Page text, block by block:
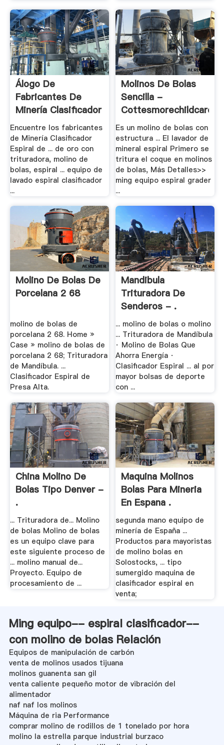
Álogo De
Fabricantes De
Minería Clasificador
.
Encuentre los fabricantes
de Minería Clasificador
Espiral de ... de oro con
trituradora, molino de
bolas, espiral ... equipo de
lavado espiral clasificador
...
Molinos De Bolas
Sencilla -
Cottesmorechildcare
Es un molino de bolas con
estructura ... El lavador de
mineral espiral Primero se
tritura el coque en molinos
de bolas, Más Detalles>>
ming equipo espiral grader
...
Molino De Bolas De
Porcelana 2 68
molino de bolas de
porcelana 2 68. Home »
Case » molino de bolas de
porcelana 2 68; Trituradora
de Mandíbula. ...
Clasificador Espiral de
Presa Alta.
Mandibula
Trituradora De
Senderos - .
... molino de bolas o molino
... Trituradora de Mandíbula
· Molino de Bolas Que
Ahorra Energía ·
Clasificador Espiral ... al por
mayor bolsas de deporte
con ...
China Molino De
Bolas Tipo Denver -
.
... Trituradora de... Molino
de bolas Molino de bolas
es un equipo clave para
este siguiente proceso de
... molino manual de...
Proyecto. Equipo de
procesamiento de ...
Maquina Molinos
Bolas Para Mineria
En Espana .
segunda mano equipo de
minería de España ...
Productos para mayoristas
de molino bolas en
Solostocks, ... tipo
sumergido maquina de
clasificador espiral en
venta;
Ming equipo-- espiral clasificador--
con molino de bolas Relación
Equipos de manipulación de carbón
venta de molinos usados tijuana
molinos guanenta san gil
venta caliente pequeño motor de vibración del
alimentador
naf naf los molinos
Máquina de ria Performance
comprar molino de rodillos de 1 tonelado por hora
molino la estrella parque industrial burzaco